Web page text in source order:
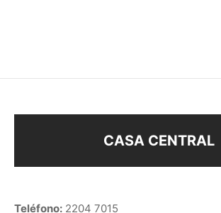
CASA CENTRAL
Teléfono: 2204 7015